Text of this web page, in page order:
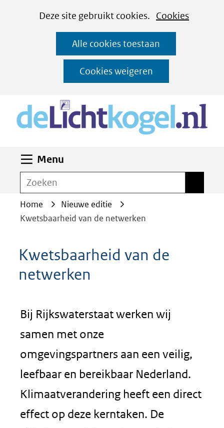
CookiesDeze site gebruikt cookies. Cookies
deze
worden
toegestaan
geweigerd.
Alle cookies toestaan
Cookies weigeren
Ga
naar
de
inhoud
Menu
Zoeken
Home
Nieuwe editie
Kwetsbaarheid van de netwerken
Kwetsbaarheid van de
netwerken
Bij Rijkswaterstaat werken wij
samen met onze
omgevingspartners aan een veilig,
leefbaar en bereikbaar Nederland.
Klimaatverandering heeft een direct
effect op deze kerntaken. De